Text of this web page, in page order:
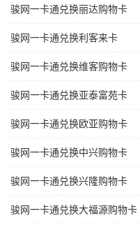
骏网一卡通兑换丽达购物卡
骏网一卡通兑换利客来卡
骏网一卡通兑换维客购物卡
骏网一卡通兑换亚泰富苑卡
骏网一卡通兑换欧亚购物卡
骏网一卡通兑换中兴购物卡
骏网一卡通兑换兴隆购物卡
骏网一卡通兑换大福源购物卡